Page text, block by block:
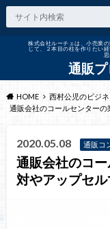
株式会社ルーチェは、小売業
じて、２本目の柱を作りたい
通販
HOME 西村公児のビジ
通販会社のコールセンターの
2020.05.08 通販コ
通販会社のコ
対やアップセル